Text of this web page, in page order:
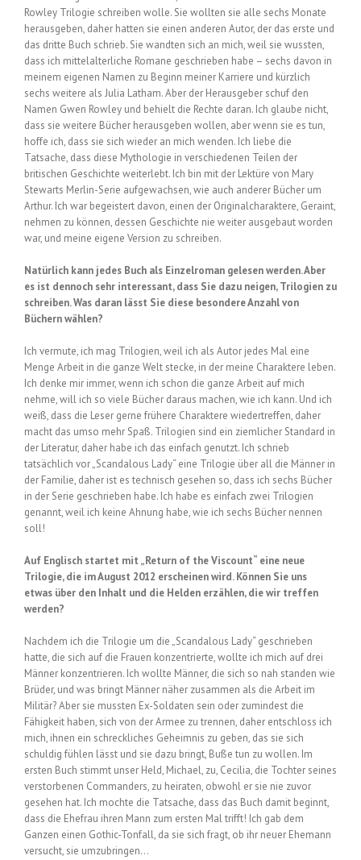
Rowley Trilogie schreiben wolle. Sie wollten sie alle sechs Monate
herausgeben, daher hatten sie einen anderen Autor, der das erste und
das dritte Buch schrieb. Sie wandten sich an mich, weil sie wussten,
dass ich mittelalterliche Romane geschrieben habe – sechs davon in
meinem eigenen Namen zu Beginn meiner Karriere und kürzlich
sechs weitere als Julia Latham. Aber der Herausgeber schuf den
Namen Gwen Rowley und behielt die Rechte daran. Ich glaube nicht,
dass sie weitere Bücher herausgeben wollen, aber wenn sie es tun,
hoffe ich, dass sie sich wieder an mich wenden. Ich liebe die
Tatsache, dass diese Mythologie in verschiedenen Teilen der
britischen Geschichte weiterlebt. Ich bin mit der Lektüre von Mary
Stewarts Merlin-Serie aufgewachsen, wie auch anderer Bücher um
Arthur. Ich war begeistert davon, einen der Originalcharaktere, Geraint,
nehmen zu können, dessen Geschichte nie weiter ausgebaut worden
war, und meine eigene Version zu schreiben.
Natürlich kann jedes Buch als Einzelroman gelesen werden. Aber
es ist dennoch sehr interessant, dass Sie dazu neigen, Trilogien zu
schreiben. Was daran lässt Sie diese besondere Anzahl von
Büchern wählen?
Ich vermute, ich mag Trilogien, weil ich als Autor jedes Mal eine
Menge Arbeit in die ganze Welt stecke, in der meine Charaktere leben.
Ich denke mir immer, wenn ich schon die ganze Arbeit auf mich
nehme, will ich so viele Bücher daraus machen, wie ich kann. Und ich
weiß, dass die Leser gerne frühere Charaktere wiedertreffen, daher
macht das umso mehr Spaß. Trilogien sind ein ziemlicher Standard in
der Literatur, daher habe ich das einfach genutzt. Ich schrieb
tatsächlich vor „Scandalous Lady“ eine Trilogie über all die Männer in
der Familie, daher ist es technisch gesehen so, dass ich sechs Bücher
in der Serie geschrieben habe. Ich habe es einfach zwei Trilogien
genannt, weil ich keine Ahnung habe, wie ich sechs Bücher nennen
soll!
Auf Englisch startet mit „Return of the Viscount“ eine neue
Trilogie, die im August 2012 erscheinen wird. Können Sie uns
etwas über den Inhalt und die Helden erzählen, die wir treffen
werden?
Nachdem ich die Trilogie um die „Scandalous Lady“ geschrieben
hatte, die sich auf die Frauen konzentrierte, wollte ich mich auf drei
Männer konzentrieren. Ich wollte Männer, die sich so nah standen wie
Brüder, und was bringt Männer näher zusammen als die Arbeit im
Militär? Aber sie mussten Ex-Soldaten sein oder zumindest die
Fähigkeit haben, sich von der Armee zu trennen, daher entschloss ich
mich, ihnen ein schreckliches Geheimnis zu geben, das sie sich
schuldig fühlen lässt und sie dazu bringt, Buße tun zu wollen. Im
ersten Buch stimmt unser Held, Michael, zu, Cecilia, die Tochter seines
verstorbenen Commanders, zu heiraten, obwohl er sie nie zuvor
gesehen hat. Ich mochte die Tatsache, dass das Buch damit beginnt,
dass die Ehefrau ihren Mann zum ersten Mal trifft! Ich gab dem
Ganzen einen Gothic-Tonfall, da sie sich fragt, ob ihr neuer Ehemann
versucht, sie umzubringen…